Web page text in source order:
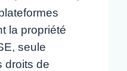
la propriété
seule
droits de